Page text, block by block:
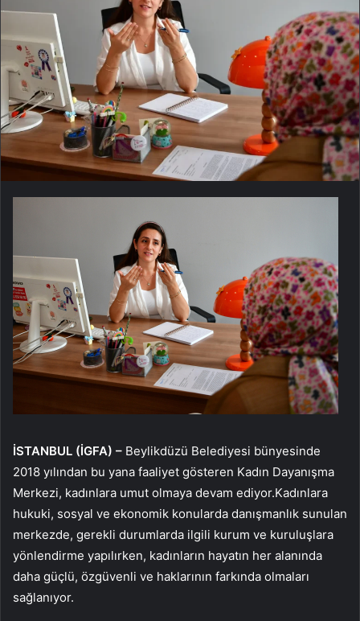
İSTANBUL (İGFA) – Beylikdüzü Belediyesi bünyesinde
2018 yılından bu yana faaliyet gösteren Kadın Dayanışma
Merkezi, kadınlara umut olmaya devam ediyor.Kadınlara
hukuki, sosyal ve ekonomik konularda danışmanlık sunulan
merkezde, gerekli durumlarda ilgili kurum ve kuruluşlara
yönlendirme yapılırken, kadınların hayatın her alanında
daha güçlü, özgüvenli ve haklarının farkında olmaları
sağlanıyor.